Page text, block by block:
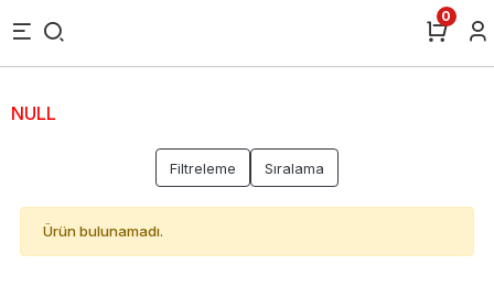
0
NULL
Filtreleme Sıralama
Ürün bulunamadı.